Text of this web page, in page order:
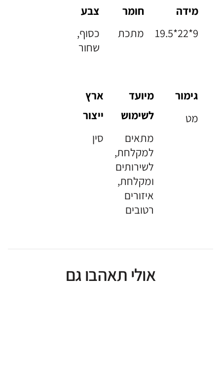
מידה
19.5*22*9
חומר
מתכת
צבע
כסוף,
שחור
גימור
מט
מיועד
לשימוש
מתאים
למקלחת,
לשירותים
ומקלחת,
איזורים
רטובים
ארץ
ייצור
סין
אולי תאהבו גם